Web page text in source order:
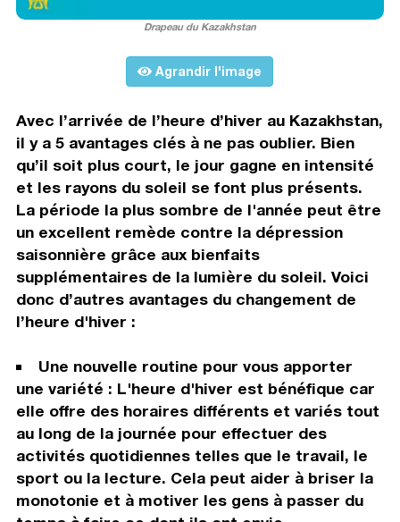
Drapeau du Kazakhstan
Agrandir l'image
Avec l’arrivée de l’heure d’hiver au Kazakhstan,
il y a 5 avantages clés à ne pas oublier. Bien
qu’il soit plus court, le jour gagne en intensité
et les rayons du soleil se font plus présents.
La période la plus sombre de l'année peut être
un excellent remède contre la dépression
saisonnière grâce aux bienfaits
supplémentaires de la lumière du soleil. Voici
donc d’autres avantages du changement de
l’heure d'hiver :
Une nouvelle routine pour vous apporter
une variété : L'heure d'hiver est bénéfique car
elle offre des horaires différents et variés tout
au long de la journée pour effectuer des
activités quotidiennes telles que le travail, le
sport ou la lecture. Cela peut aider à briser la
monotonie et à motiver les gens à passer du